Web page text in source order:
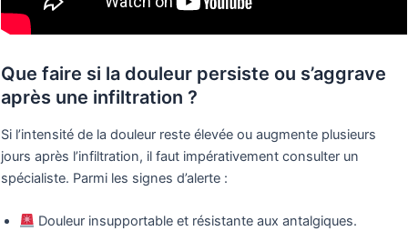
Que faire si la douleur persiste ou s’aggrave
après une infiltration ?
Si l’intensité de la douleur reste élevée ou augmente plusieurs
jours après l’infiltration, il faut impérativement consulter un
spécialiste. Parmi les signes d’alerte :
Douleur insupportable et résistante aux antalgiques.